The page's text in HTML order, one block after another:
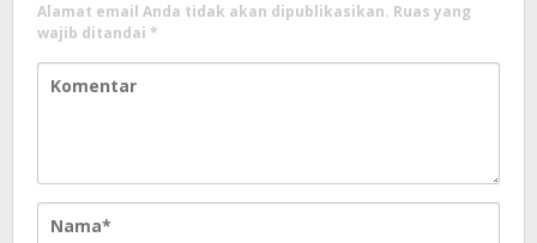
Alamat email Anda tidak akan dipublikasikan. Ruas yang
wajib ditandai *